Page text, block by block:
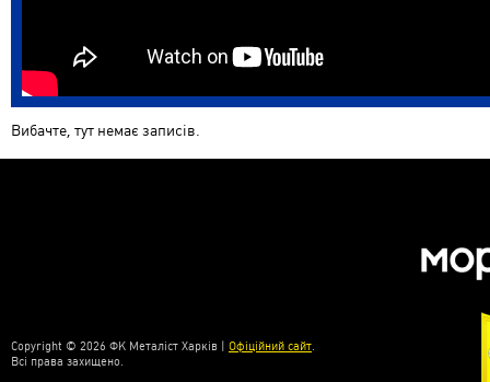
Вибачте, тут немає записів.
Copyright © 2026 ФК Металіст Харків | Офіційний сайт.
Всі права захищено.